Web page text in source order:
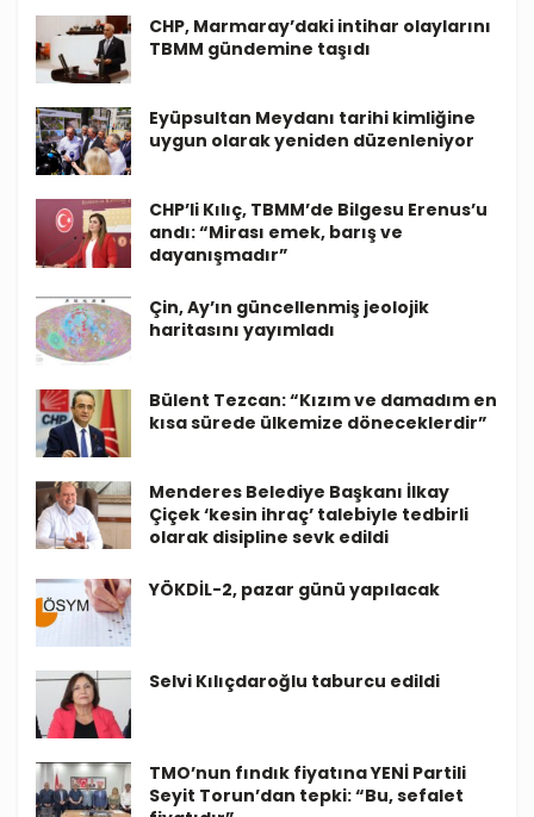
CHP, Marmaray’daki intihar olaylarını
TBMM gündemine taşıdı
Eyüpsultan Meydanı tarihi kimliğine
uygun olarak yeniden düzenleniyor
CHP’li Kılıç, TBMM’de Bilgesu Erenus’u
andı: “Mirası emek, barış ve
dayanışmadır”
Çin, Ay’ın güncellenmiş jeolojik
haritasını yayımladı
Bülent Tezcan: “Kızım ve damadım en
kısa sürede ülkemize döneceklerdir”
Menderes Belediye Başkanı İlkay
Çiçek ‘kesin ihraç’ talebiyle tedbirli
olarak disipline sevk edildi
YÖKDİL-2, pazar günü yapılacak
Selvi Kılıçdaroğlu taburcu edildi
TMO’nun fındık fiyatına YENİ Partili
Seyit Torun’dan tepki: “Bu, sefalet